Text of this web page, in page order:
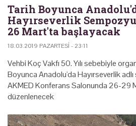
Tarih Boyunca
Hayırseverlik
26 Mart'ta başlayacak
18.03.2019 PAZARTESI - 23:11
Vehbi Koç Vakfı 50. Yılı sebebiyle
Boyunca Anadolu'da Hayırseverlik
AKMED Konferans Salonunda 26-29
düzenlenecek